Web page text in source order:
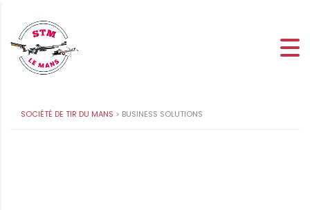
SOCIÉTÉ DE TIR DU MANS > BUSINESS SOLUTIONS